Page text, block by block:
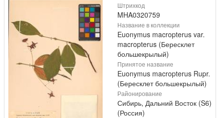
Штрихкод
MHA0320759
Название в коллекции
Euonymus macropterus var.
macropterus (Бересклет
большекрылый)
Принятое название
Euonymus macropterus Rupr.
(Бересклет большекрылый)
Районирование
Сибирь, Дальний Восток (S6)
(Россия)